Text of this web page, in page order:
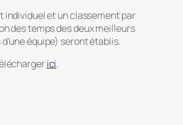
individuel et un classement par
des temps des deux meilleurs
équipe) seront établis.
ici.